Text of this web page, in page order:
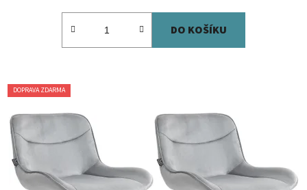
DO KOŠÍKU
DOPRAVA ZDARMA